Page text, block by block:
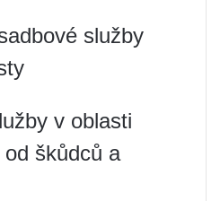
služby
v oblasti
škůdců a